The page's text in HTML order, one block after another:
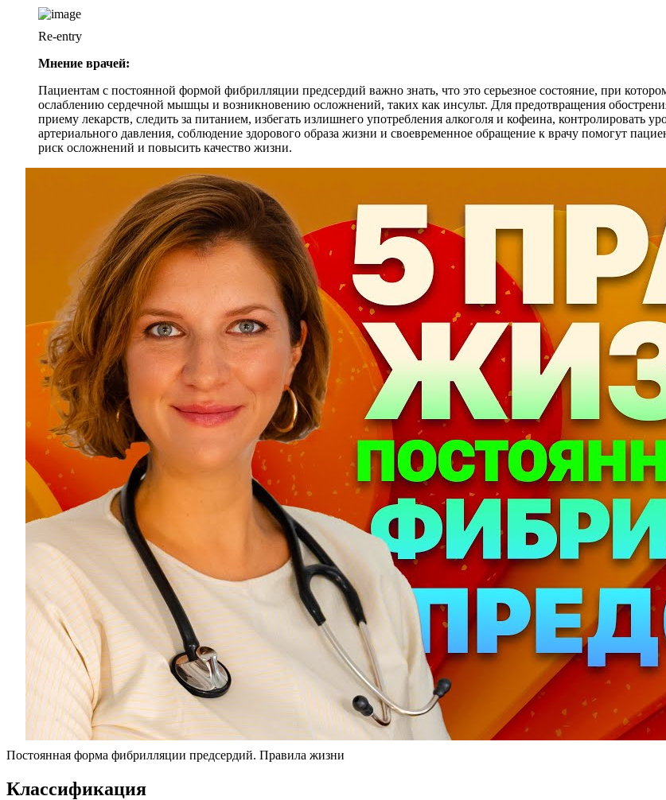
Re-entry
Мнение врачей:
Пациентам с постоянной формой фибрилляции предсердий важно знать, что это серьезное состояние, при
ослаблению сердечной мышцы и возникновению осложнений, таких как инсульт. Для предотвращения
приему лекарств, следить за питанием, избегать излишнего употребления алкоголя и кофеина, контролировать
артериального давления, соблюдение здорового образа жизни и своевременное обращение к врачу помогут
риск осложнений и повысить качество жизни.
Постоянная форма фибрилляции предсердий. Правила жизни
Классификация